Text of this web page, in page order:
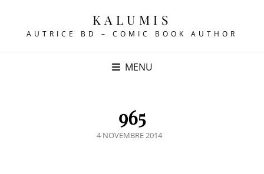
KALUMIS
AUTRICE BD – COMIC BOOK AUTHOR
MENU
965
POSTED
4 NOVEMBRE 2014